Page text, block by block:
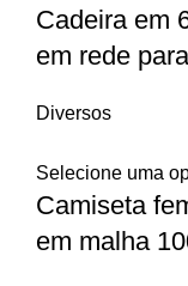
Cadeira em
em rede
Diversos
Selecione uma
Camiseta
em malha